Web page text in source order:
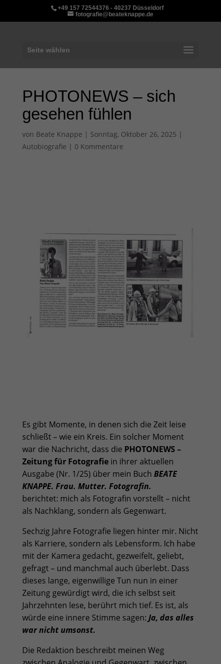
+49 157 72544376 - 40237 Düsseldorf
fotografie@beateknappe.de
Seite wählen
PHOTONEWS – sich
gesehen fühlen
von Beate Knappe | Sonntag, Oktober 26, 2025 |
Autobiografie | 0 Kommentare
Es gibt Momente, in denen sich die Zeit leise
schließt – wie ein Kreis. Ein solcher Moment
war die Nachricht, dass die PHOTONEWS –
Zeitung für Fotografiein ihrer aktuellen
Ausgabe (Nr. 1/25) über mein Buch BEATE
KNAPPE. Frau. Mutter. Fotografin.
berichtet: mich als Fotografin vorstellt – nicht
als Nachklang, sondern als Gegenwart.
Sechzig Jahre Fotografie liegen hinter mir. Nicht
als Karriere, sondern als Lebensform. Ich habe
mit der Kamera gedacht, gezweifelt, geliebt,
gefragt – und manchmal auch überlebt. Dass
dieses lange, eigenwillige Tun nun in einer
Zeitung gewürdigt wird, die ich selbst seit
Jahrzehnten lese, berührt mich tief. Es ist, als
würde eine innere Stimme sagen: Ja, das alles
war nicht umsonst.
Die Redaktion beschreibt meinen Weg